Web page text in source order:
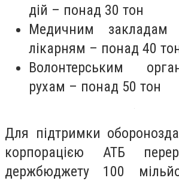
дій – понад 30 тон
Медичним
лікарням – понад 40
Волонтерським
рухам – понад 50 тон
Для підтримки
корпорацією АТБ
держбюджету 100